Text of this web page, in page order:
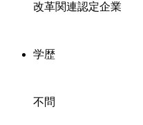
改革関連認定企業
学歴
不問